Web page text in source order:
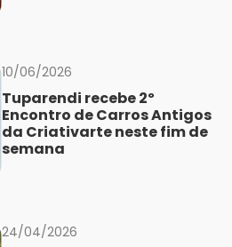
10/06/2026
Tuparendi recebe 2º
Encontro de Carros Antigos
da Criativarte neste fim de
semana
24/04/2026